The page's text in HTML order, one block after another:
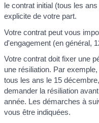
le contrat initial (tous les
explicite de votre part.
Votre contrat peut vous
d'engagement (en général,
Votre contrat doit fixer une
une résiliation. Par
tous les ans le 15
demander la résiliation
année. Les démarches à
vous être indiquées.